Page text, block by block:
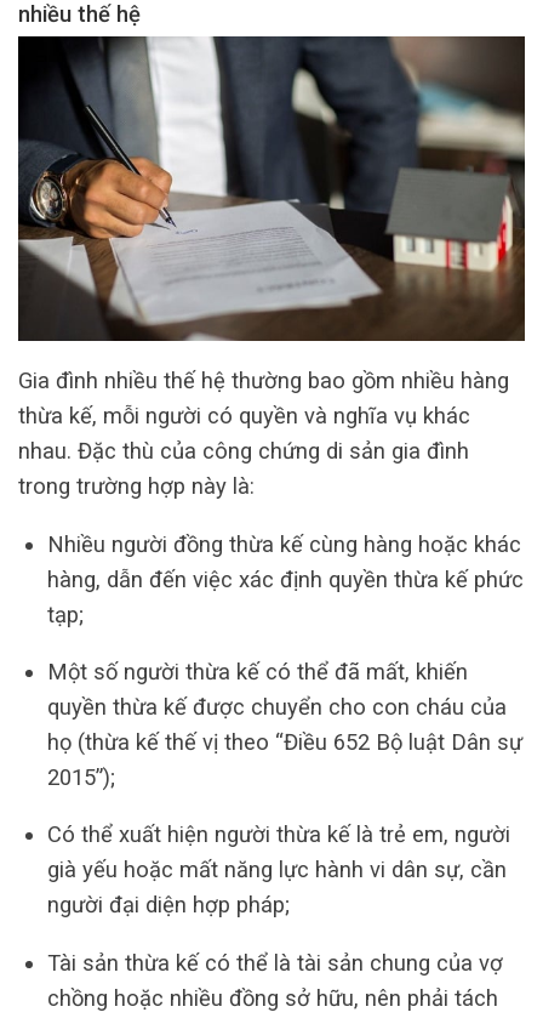
nhiều thế hệ
Gia đình nhiều thế hệ thường bao gồm nhiều hàng
thừa kế, mỗi người có quyền và nghĩa vụ khác
nhau. Đặc thù của công chứng di sản gia đình
trong trường hợp này là:
Nhiều người đồng thừa kế cùng hàng hoặc khác
hàng, dẫn đến việc xác định quyền thừa kế phức
tạp;
Một số người thừa kế có thể đã mất, khiến
quyền thừa kế được chuyển cho con cháu của
họ (thừa kế thế vị theo “Điều 652 Bộ luật Dân sự
2015”);
Có thể xuất hiện người thừa kế là trẻ em, người
già yếu hoặc mất năng lực hành vi dân sự, cần
người đại diện hợp pháp;
Tài sản thừa kế có thể là tài sản chung của vợ
chồng hoặc nhiều đồng sở hữu, nên phải tách